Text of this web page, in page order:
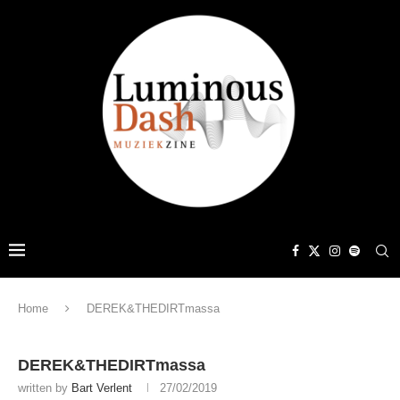
Home DEREK&THEDIRTmassa
DEREK&THEDIRTmassa
written by Bart Verlent 27/02/2019